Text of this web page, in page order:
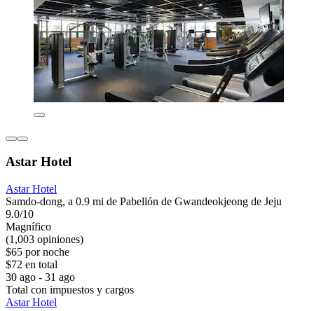
Astar Hotel
Astar Hotel
Samdo-dong, a 0.9 mi de Pabellón de Gwandeokjeong de Jeju
9.0/10
Magnífico
(1,003 opiniones)
$65 por noche
$72 en total
30 ago - 31 ago
Total con impuestos y cargos
Astar Hotel